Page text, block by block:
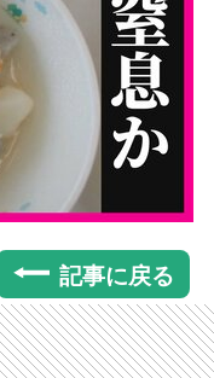
記事に戻る